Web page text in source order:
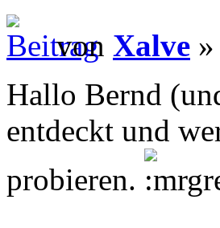
von Xalve
Hallo Bernd
entdeckt und
probieren.